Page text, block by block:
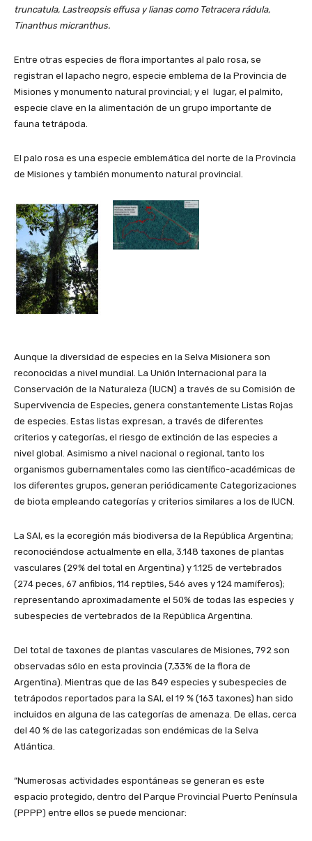
truncatula, Lastreopsis effusa y lianas como Tetracera rádula,
Tinanthus micranthus.
Entre otras especies de flora importantes al palo rosa, se
registran el lapacho negro, especie emblema de la Provincia de
Misiones y monumento natural provincial; y el lugar, el palmito,
especie clave en la alimentación de un grupo importante de
fauna tetrápoda.
El palo rosa es una especie emblemática del norte de la Provincia
de Misiones y también monumento natural provincial.
Aunque la diversidad de especies en la Selva Misionera son
reconocidas a nivel mundial. La Unión Internacional para la
Conservación de la Naturaleza (IUCN) a través de su Comisión de
Supervivencia de Especies, genera constantemente Listas Rojas
de especies. Estas listas expresan, a través de diferentes
criterios y categorías, el riesgo de extinción de las especies a
nivel global. Asimismo a nivel nacional o regional, tanto los
organismos gubernamentales como las científico-académicas de
los diferentes grupos, generan periódicamente Categorizaciones
de biota empleando categorías y criterios similares a los de IUCN.
La SAI, es la ecoregión más biodiversa de la República Argentina;
reconociéndose actualmente en ella, 3.148 taxones de plantas
vasculares (29% del total en Argentina) y 1.125 de vertebrados
(274 peces, 67 anfibios, 114 reptiles, 546 aves y 124 mamíferos);
representando aproximadamente el 50% de todas las especies y
subespecies de vertebrados de la República Argentina.
Del total de taxones de plantas vasculares de Misiones, 792 son
observadas sólo en esta provincia (7,33% de la flora de
Argentina). Mientras que de las 849 especies y subespecies de
tetrápodos reportados para la SAI, el 19 % (163 taxones) han sido
incluidos en alguna de las categorías de amenaza. De ellas, cerca
del 40 % de las categorizadas son endémicas de la Selva
Atlántica.
“Numerosas actividades espontáneas se generan es este
espacio protegido, dentro del Parque Provincial Puerto Península
(PPPP) entre ellos se puede mencionar: